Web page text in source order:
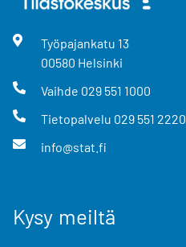
Työpajankatu 13
00580 Helsinki
Vaihde 029 551 1000
Tietopalvelu 029 551 2220
info@stat.fi
Kysy meiltä